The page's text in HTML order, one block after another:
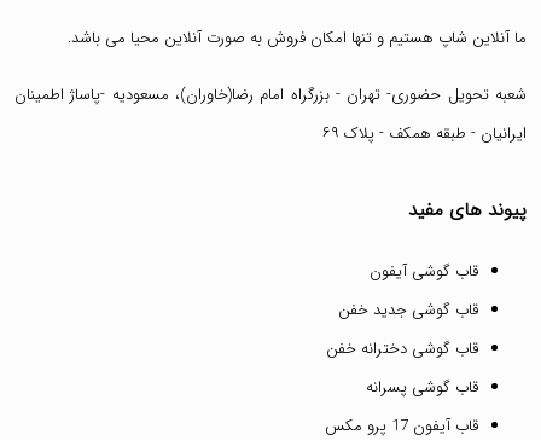
ما آنلاین شاپ هستیم و تنها امکان فروش به صورت آنلاین محیا می باشد.
شعبه تحویل حضوری- تهران - بزرگراه امام رضا(خاوران)، مسعودیه -پاساژ اطمینان
ایرانیان - طبقه همکف - پلاک ۶۹
پیوند های مفید
قاب گوشی آیفون
قاب گوشی جدید خفن
قاب گوشی دخترانه خفن
قاب گوشی پسرانه
قاب آیفون 17 پرو مکس